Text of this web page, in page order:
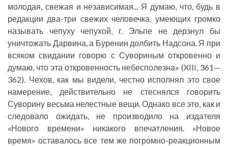
молодая, свежая и независимая... Я думаю, что, будь в
редакции два-три свежих человечка, умеющих громко
называть чепуху чепухой, г. Эльпе не дерзнул бы
уничтожать Дарвина, а Буренин долбить Надсона. Я при
всяком свидании говорю с Сувориным откровенно и
думаю, что эта откровенность небесполезна» (XIII, 361—
362). Чехов, как мы видели, честно исполнял это свое
намерение, действительно не стеснялся говорить
Суворину весьма нелестные вещи. Однако все это, как и
следовало ожидать, не производило на издателя
«Нового времени» никакого впечатления. «Новое
время» оставалось все тем же погромно-реакционным